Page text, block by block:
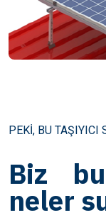
PEKİ, BU TAŞIYICI
Biz
neler